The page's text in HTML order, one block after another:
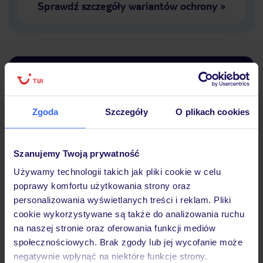
Zgoda Szczegóły O plikach cookies
Szanujemy Twoją prywatność
Używamy technologii takich jak pliki cookie w celu
poprawy komfortu użytkowania strony oraz
personalizowania wyświetlanych treści i reklam. Pliki
cookie wykorzystywane są także do analizowania ruchu
na naszej stronie oraz oferowania funkcji mediów
społecznościowych. Brak zgody lub jej wycofanie może
negatywnie wpłynąć na niektóre funkcje strony.
Sprawdź szczegóły wariantów ochrony»
Hotel